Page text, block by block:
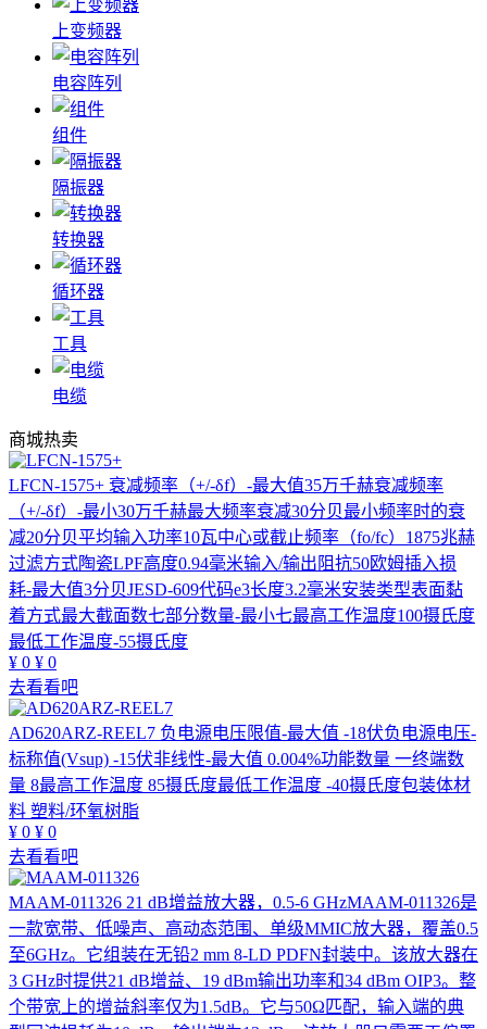
上变频器
电容阵列
组件
隔振器
转换器
循环器
工具
电缆
商城热卖
LFCN-1575+ 衰减频率（+/-δf）-最大值35万千赫衰减频率
（+/-δf）-最小30万千赫最大频率衰减30分贝最小频率时的衰
减20分贝平均输入功率10瓦中心或截止频率（fo/fc）1875兆赫
过滤方式陶瓷LPF高度0.94毫米输入/输出阻抗50欧姆插入损
耗-最大值3分贝JESD-609代码e3长度3.2毫米安装类型表面黏
着方式最大截面数七部分数量-最小七最高工作温度100摄氏度
最低工作温度-55摄氏度
¥ 0 ¥ 0
去看看吧
AD620ARZ-REEL7 负电源电压限值-最大值 -18伏负电源电压-
标称值(Vsup) -15伏非线性-最大值 0.004%功能数量 一终端数
量 8最高工作温度 85摄氏度最低工作温度 -40摄氏度包装体材
料 塑料/环氧树脂
¥ 0 ¥ 0
去看看吧
MAAM-011326 21 dB增益放大器，0.5-6 GHzMAAM-011326是
一款宽带、低噪声、高动态范围、单级MMIC放大器，覆盖0.5
至6GHz。它组装在无铅2 mm 8-LD PDFN封装中。该放大器在
3 GHz时提供21 dB增益、19 dBm输出功率和34 dBm OIP3。整
个带宽上的增益斜率仅为1.5dB。它与50Ω匹配，输入端的典